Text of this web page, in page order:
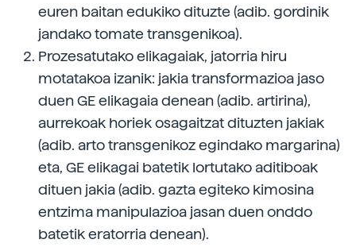
euren baitan edukiko dituzte (adib. gordinik
jandako tomate transgenikoa).
Prozesatutako elikagaiak, jatorria hiru
motatakoa izanik: jakia transformazioa jaso
duen GE elikagaia denean (adib. artirina),
aurrekoak horiek osagaitzat dituzten jakiak
(adib. arto transgenikoz egindako margarina)
eta, GE elikagai batetik lortutako aditiboak
dituen jakia (adib. gazta egiteko kimosina
entzima manipulazioa jasan duen onddo
batetik eratorria denean).